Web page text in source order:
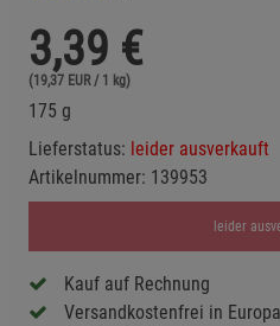
3,39 €
(19,37 EUR / 1 kg)
175 g
Lieferstatus: leider ausverkauft
Artikelnummer: 139953
leider
Kauf auf Rechnung
Versandkostenfrei in Europa